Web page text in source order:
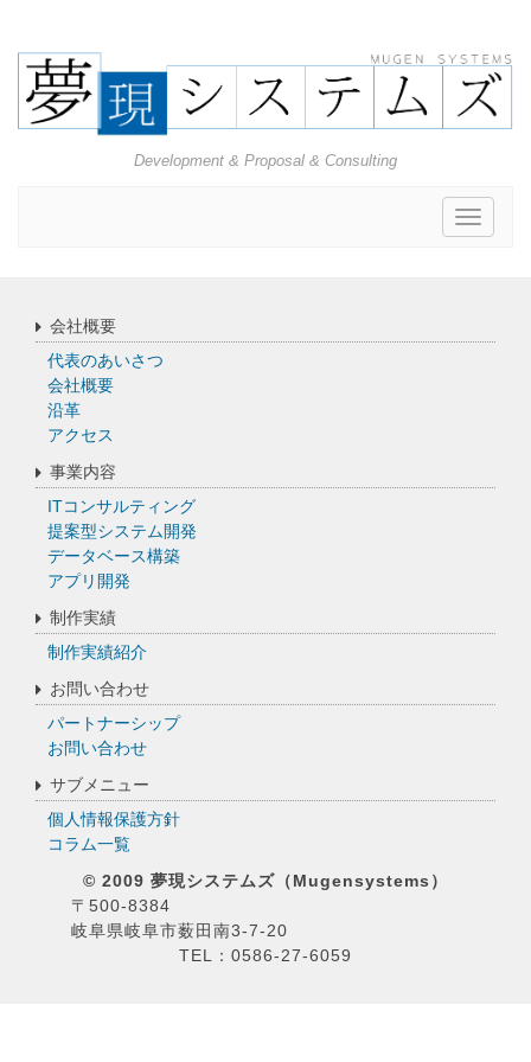
Development & Proposal & Consulting
Toggle
会社概要
代表のあいさつ
会社概要
沿革
アクセス
事業内容
ITコンサルティング
提案型システム開発
データベース構築
アプリ開発
制作実績
制作実績紹介
お問い合わせ
パートナーシップ
お問い合わせ
サブメニュー
個人情報保護方針
コラム一覧
© 2009 夢現システムズ（Mugensystems）
〒500-8384
岐阜県岐阜市薮田南3-7-20
TEL：0586-27-6059